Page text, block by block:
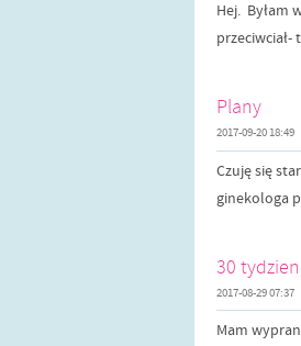
Hej. Byłam
przeciwciał-
Plany
2017-09-20 18:49
Czuję się
ginekologa
30 tydzien
2017-08-29 07:37
Mam